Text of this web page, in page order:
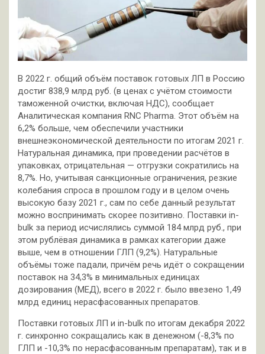
В 2022 г. общий объём поставок готовых ЛП в Россию
достиг 838,9 млрд руб. (в ценах с учётом стоимости
таможенной очистки, включая НДС), сообщает
Аналитическая компания RNC Pharma. Этот объём на
6,2% больше, чем обеспечили участники
внешнеэкономической деятельности по итогам 2021 г.
Натуральная динамика, при проведении расчётов в
упаковках, отрицательная — отгрузки сократились на
8,7%. Но, учитывая санкционные ограничения, резкие
колебания спроса в прошлом году и в целом очень
высокую базу 2021 г., сам по себе данный результат
можно воспринимать скорее позитивно. Поставки in-
bulk за период исчислялись суммой 184 млрд руб., при
этом рублёвая динамика в рамках категории даже
выше, чем в отношении ГЛП (9,2%). Натуральные
объёмы тоже падали, причём речь идёт о сокращении
поставок на 34,3% в минимальных единицах
дозирования (МЕД), всего в 2022 г. было ввезено 1,49
млрд единиц нерасфасованных препаратов.
Поставки готовых ЛП и in-bulk по итогам декабря 2022
г. синхронно сокращались как в денежном (-8,3% по
ГЛП и -10,3% по нерасфасованным препаратам), так и в